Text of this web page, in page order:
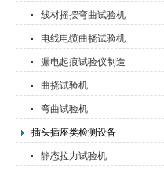
线材摇摆弯曲试验机
电线电缆曲挠试验机
漏电起痕试验仪制造
曲挠试验机
弯曲试验机
插头插座类检测设备
静态拉力试验机